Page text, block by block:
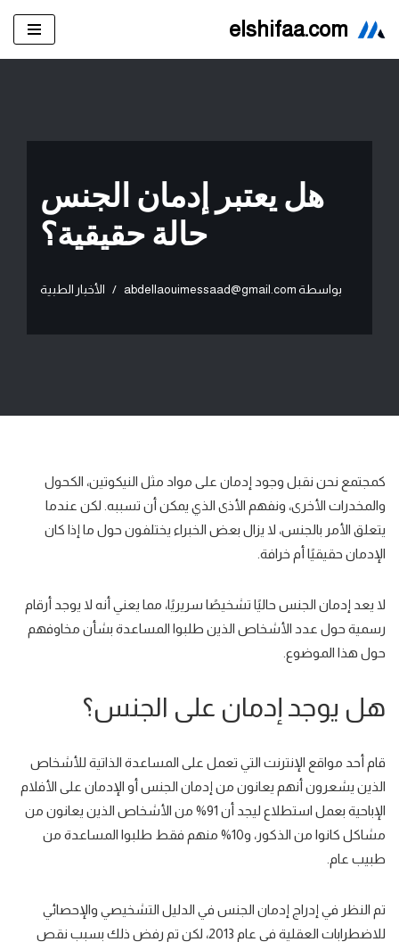
elshifaa.com
هل يعتبر إدمان الجنس
حالة حقيقية؟
بواسطة abdellaouimessaad@gmail.com الأخبار الطبية
كمجتمع نحن نقبل وجود إدمان على مواد مثل النيكوتين، الكحول
والمخدرات الأخرى، ونفهم الأذى الذي يمكن أن تسببه. لكن عندما
يتعلق الأمر بالجنس، لا يزال بعض الخبراء يختلفون حول ما إذا كان
الإدمان حقيقيًا أم خرافة
لا يعد إدمان الجنس حاليًا تشخيصًا سريريًا، مما يعني أنه لا يوجد أرقام
رسمية حول عدد الأشخاص الذين طلبوا المساعدة بشأن مخاوفهم
حول هذا الموضوع.
هل يوجد إدمان على الجنس؟
قام أحد مواقع الإنترنت التي تعمل على المساعدة الذاتية للأشخاص
الذين يشعرون أنهم يعانون من إدمان الجنس أو الإدمان على الأفلام
الإباحية بعمل استطلاع ليجد أن 91%
من الأشخاص الذين يعانون من
مشاكل كانوا من الذكور، و10% منهم فقط طلبوا المساعدة من
طبيب عام.
تم النظر في إدراج إدمان الجنس في الدليل التشخيصي والإحصائي
للاضطرابات العقلية في عام 2013، لكن تم رفض ذلك بسبب
نقص